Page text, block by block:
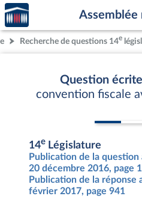
Aller au contenu
Aller en bas de la page
Accèder
à la
page
d'accueil
Assemblée
Recherche de questions 14e
Question
convention fiscale
14e Législature
Publication de la
20 décembre 2016, page
Publication de la réponse
février 2017, page 941